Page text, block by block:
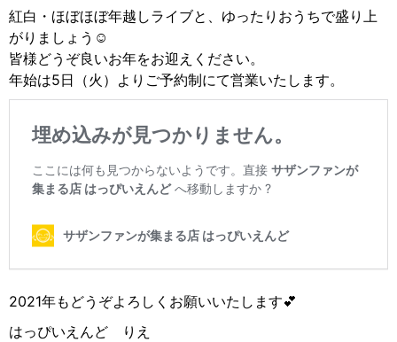
紅白・ほぼほぼ年越しライブと、ゆったりおうちで盛り上
がりましょう☺️
皆様どうぞ良いお年をお迎えください。
年始は5日（火）よりご予約制にて営業いたします。
2021年もどうぞよろしくお願いいたします💕
はっぴいえんど りえ